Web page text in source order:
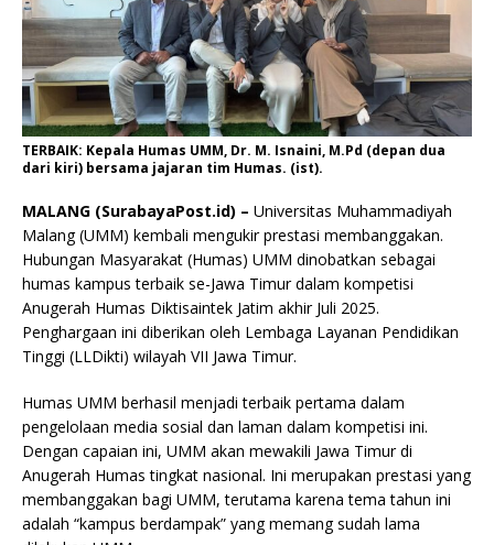
TERBAIK: Kepala Humas UMM, Dr. M. Isnaini, M.Pd (depan dua
dari kiri) bersama jajaran tim Humas. (ist).
MALANG (SurabayaPost.id) – Universitas Muhammadiyah
Malang (UMM) kembali mengukir prestasi membanggakan.
Hubungan Masyarakat (Humas) UMM dinobatkan sebagai
humas kampus terbaik se-Jawa Timur dalam kompetisi
Anugerah Humas Diktisaintek Jatim akhir Juli 2025.
Penghargaan ini diberikan oleh Lembaga Layanan Pendidikan
Tinggi (LLDikti) wilayah VII Jawa Timur.
Humas UMM berhasil menjadi terbaik pertama dalam
pengelolaan media sosial dan laman dalam kompetisi ini.
Dengan capaian ini, UMM akan mewakili Jawa Timur di
Anugerah Humas tingkat nasional. Ini merupakan prestasi yang
membanggakan bagi UMM, terutama karena tema tahun ini
adalah “kampus berdampak” yang memang sudah lama